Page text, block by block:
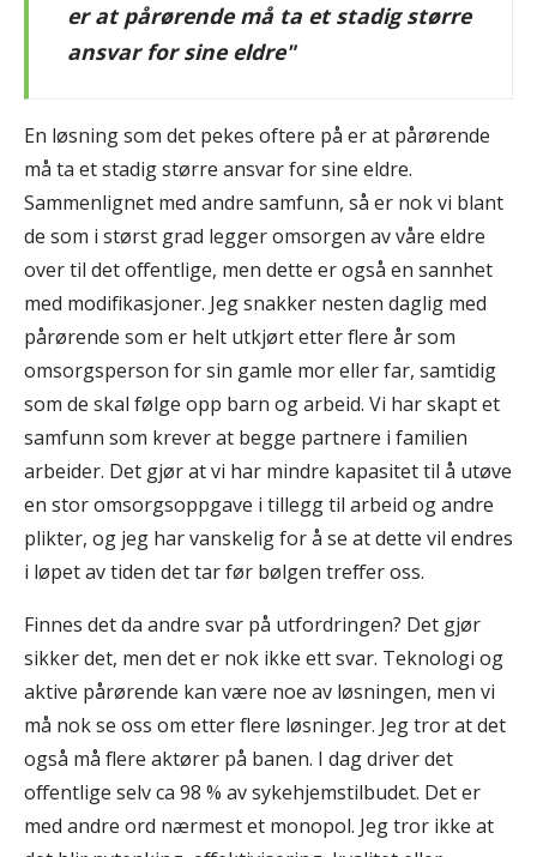
er at pårørende må ta et stadig større
ansvar for sine eldre"
En løsning som det pekes oftere på er at pårørende
må ta et stadig større ansvar for sine eldre.
Sammenlignet med andre samfunn, så er nok vi blant
de som i størst grad legger omsorgen av våre eldre
over til det offentlige, men dette er også en sannhet
med modifikasjoner. Jeg snakker nesten daglig med
pårørende som er helt utkjørt etter flere år som
omsorgsperson for sin gamle mor eller far, samtidig
som de skal følge opp barn og arbeid. Vi har skapt et
samfunn som krever at begge partnere i familien
arbeider. Det gjør at vi har mindre kapasitet til å utøve
en stor omsorgsoppgave i tillegg til arbeid og andre
plikter, og jeg har vanskelig for å se at dette vil endres
i løpet av tiden det tar før bølgen treffer oss.
Finnes det da andre svar på utfordringen? Det gjør
sikker det, men det er nok ikke ett svar. Teknologi og
aktive pårørende kan være noe av løsningen, men vi
må nok se oss om etter flere løsninger. Jeg tror at det
også må flere aktører på banen. I dag driver det
offentlige selv ca 98 % av sykehjemstilbudet. Det er
med andre ord nærmest et monopol. Jeg tror ikke at